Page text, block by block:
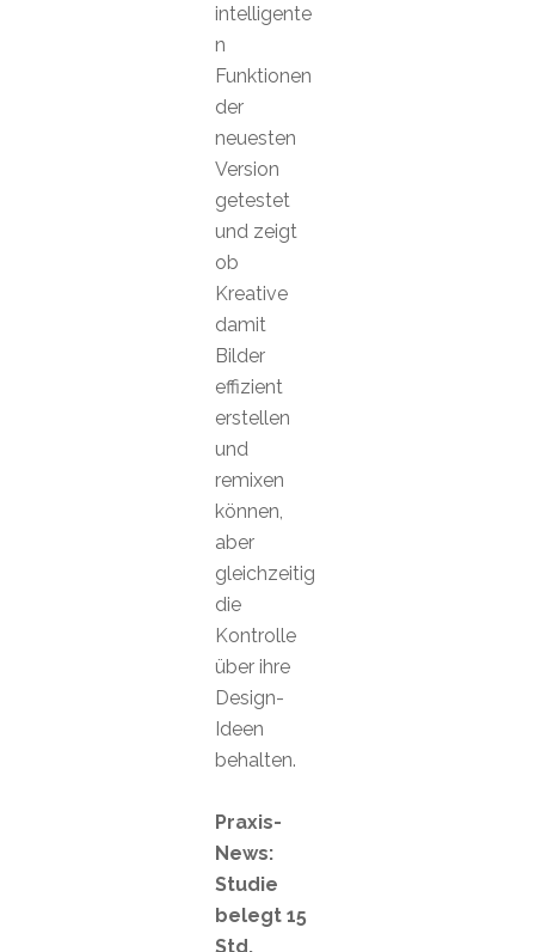
intelligente
n
Funktionen
der
neuesten
Version
getestet
und zeigt
ob
Kreative
damit
Bilder
effizient
erstellen
und
remixen
können,
aber
gleichzeitig
die
Kontrolle
über ihre
Design-
Ideen
behalten.
Praxis-
News:
Studie
belegt 15
Std.